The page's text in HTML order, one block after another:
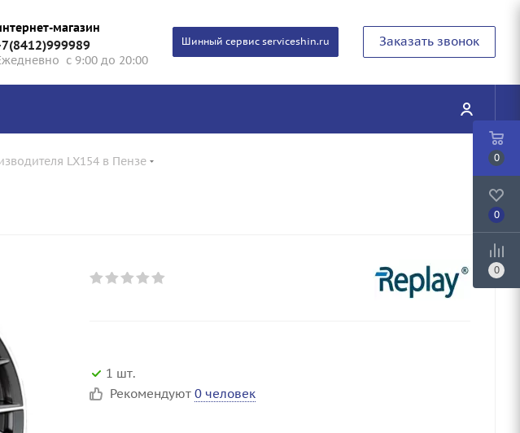
магазин
с 9:00 до 20:00
Шинный сервис serviceshin.ru Заказать звонок
LX154 в Пензе
1 шт.
Рекомендуют 0 человек
0
0
0